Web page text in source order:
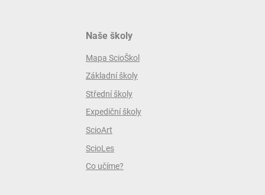
Naše školy
Mapa ScioŠkol
Základní školy
Střední školy
Expediční školy
ScioArt
ScioLes
Co učíme?